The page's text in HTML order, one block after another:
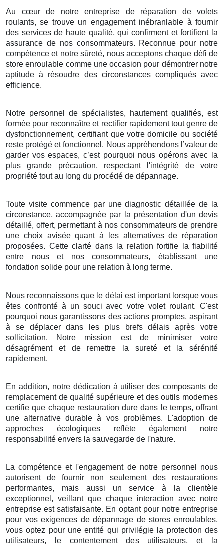
Au cœur de notre entreprise de réparation de volets
roulants, se trouve un engagement inébranlable à fournir
des services de haute qualité, qui confirment et fortifient la
assurance de nos consommateurs. Reconnue pour notre
compétence et notre sûreté, nous acceptons chaque défi de
store enroulable comme une occasion pour démontrer notre
aptitude à résoudre des circonstances compliqués avec
efficience.
Notre personnel de spécialistes, hautement qualifiés, est
formée pour reconnaître et rectifier rapidement tout genre de
dysfonctionnement, certifiant que votre domicile ou société
reste protégé et fonctionnel. Nous appréhendons l’valeur de
garder vos espaces, c’est pourquoi nous opérons avec la
plus grande précaution, respectant l'intégrité de votre
propriété tout au long du procédé de dépannage.
Toute visite commence par une diagnostic détaillée de la
circonstance, accompagnée par la présentation d'un devis
détaillé, offert, permettant à nos consommateurs de prendre
une choix avisée quant à les alternatives de réparation
proposées. Cette clarté dans la relation fortifie la fiabilité
entre nous et nos consommateurs, établissant une
fondation solide pour une relation à long terme.
Nous reconnaissons que le délai est important lorsque vous
êtes confronté à un souci avec votre volet roulant. C'est
pourquoi nous garantissons des actions promptes, aspirant
à se déplacer dans les plus brefs délais après votre
sollicitation. Notre mission est de minimiser votre
désagrément et de remettre la sureté et la sérénité
rapidement.
En addition, notre dédication à utiliser des composants de
remplacement de qualité supérieure et des outils modernes
certifie que chaque restauration dure dans le temps, offrant
une alternative durable à vos problèmes. L'adoption de
approches écologiques reflète également notre
responsabilité envers la sauvegarde de l'nature.
La compétence et l'engagement de notre personnel nous
autorisent de fournir non seulement des restaurations
performantes, mais aussi un service à la clientèle
exceptionnel, veillant que chaque interaction avec notre
entreprise est satisfaisante. En optant pour notre entreprise
pour vos exigences de dépannage de stores enroulables,
vous optez pour une entité qui privilégie la protection des
utilisateurs, le contentement des utilisateurs, et la